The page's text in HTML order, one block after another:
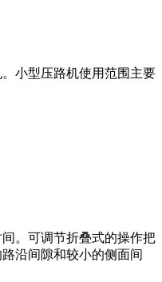
小型压路机使用范围主要
。可调节折叠式的操作把
沿间隙和较小的侧面间